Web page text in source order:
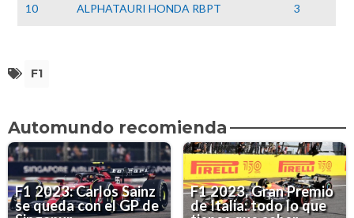
10 ALPHATAURI HONDA RBPT 3
F1
Automundo recomienda
F1 2023: Carlos Sainz
se queda con el GP de
F1 2023, Gran Premio
de Italia: todo lo que